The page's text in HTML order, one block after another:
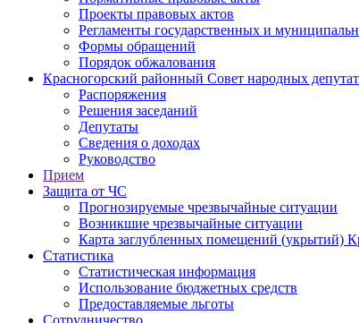
Проекты правовых актов
Регламенты государственных и
Формы обращений
Порядок обжалования
Красногорский районный Совет народных
Распоряжения
Решения заседаний
Депутаты
Сведения о доходах
Руководство
Прием
Защита от ЧС
Прогнозируемые чрезвычайные ситуации
Возникшие чрезвычайные ситуации
Карта заглубленных помещений (укрытий)
Статистика
Статистическая информация
Использование бюджетных средств
Предоставляемые льготы
Сотрудничество